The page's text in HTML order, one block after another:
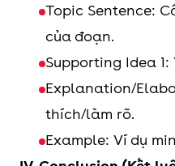
Topic Sentence:
của đoạn.
Supporting Idea 1:
Explanation/
thích/làm rõ.
Example: Ví dụ